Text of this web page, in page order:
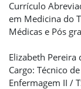
Currículo
em Medicina do
Médicas e Pós
Elizabeth Pereira
Cargo: Técnico
Enfermagem II /